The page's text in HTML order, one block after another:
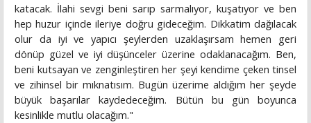
katacak. İlahi sevgi beni sarıp sarmalıyor, kuşatıyor ve ben
hep huzur içinde ileriye doğru gideceğim. Dikkatim dağılacak
olur da iyi ve yapıcı şeylerden uzaklaşırsam hemen geri
dönüp güzel ve iyi düşünceler üzerine odaklanacağım. Ben,
beni kutsayan ve zenginleştiren her şeyi kendime çeken tinsel
ve zihinsel bir mıknatısım. Bugün üzerime aldığım her şeyde
büyük başarılar kaydedeceğim. Bütün bu gün boyunca
kesinlikle mutlu olacağım."